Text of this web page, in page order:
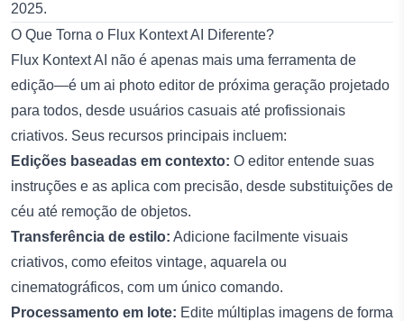
2025.
O Que Torna o Flux Kontext AI Diferente?
Flux Kontext AI não é apenas mais uma ferramenta de
edição—é um ai photo editor de próxima geração projetado
para todos, desde usuários casuais até profissionais
criativos. Seus recursos principais incluem:
Edições baseadas em contexto: O editor entende suas
instruções e as aplica com precisão, desde substituições de
céu até remoção de objetos.
Transferência de estilo: Adicione facilmente visuais
criativos, como efeitos vintage, aquarela ou
cinematográficos, com um único comando.
Processamento em lote: Edite múltiplas imagens de forma